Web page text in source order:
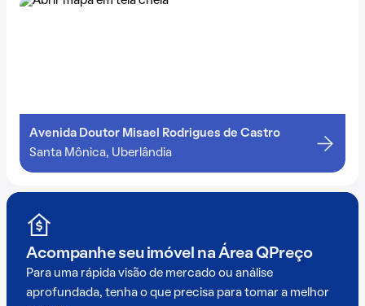
Avenida Doutor Misael Rodrigues de Castro
Santa Mônica, Uberlândia
Acompanhe seu imóvel na Área QPreço
Para uma rápida visão de mercado ou análise
aprofundada, tenha o que precisa para tomar a melhor